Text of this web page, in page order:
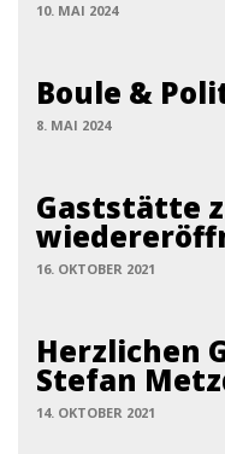
10. MAI 2024
Boule &
8. MAI 2024
Gaststätte
16. OKTOBER 2021
Herzlichen
Stefan
14. OKTOBER 2021